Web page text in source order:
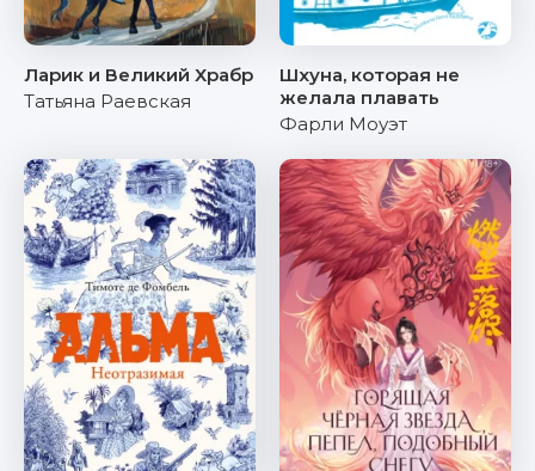
Ларик и Великий Храбр
Татьяна Раевская
Шхуна, которая не
желала плавать
Фарли Моуэт